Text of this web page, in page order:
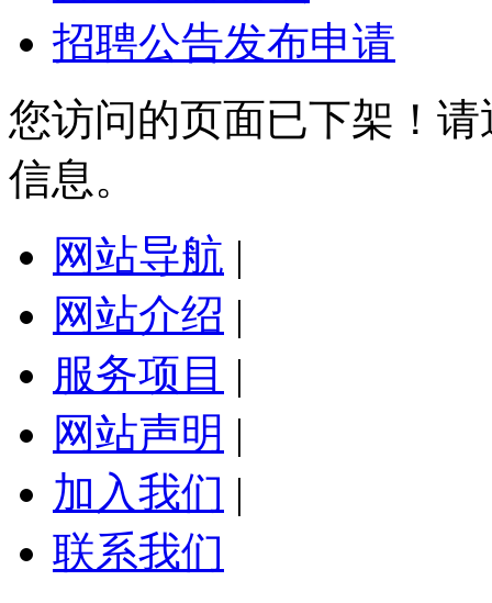
招聘公告发布申请
您访问的页面已下架！请
信息。
网站导航 |
网站介绍 |
服务项目 |
网站声明 |
加入我们 |
联系我们